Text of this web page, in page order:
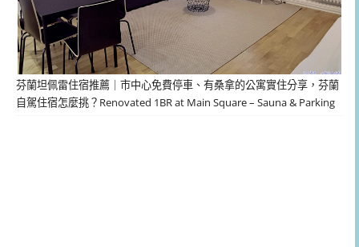
芬蘭坦佩雷住宿推薦｜市中心免費停車、有桑拿的公寓實住分享，芬蘭
自駕住宿怎麼挑？Renovated 1BR at Main Square – Sauna & Parking